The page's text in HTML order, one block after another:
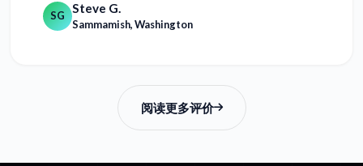
SG Steve G.
Sammamish, Washington
阅读更多评价